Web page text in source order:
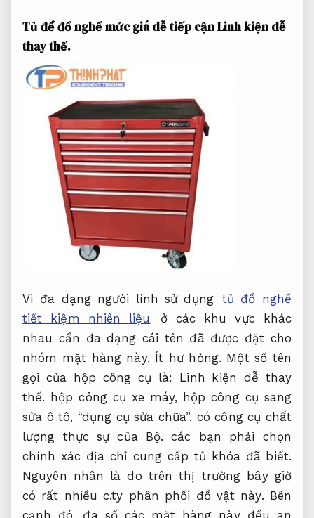
Tủ để đồ nghề mức giá dễ tiếp cậnLinh kiện dễ
thay thế.
Vì đa dạng người lính sử dụng tủ đồ nghề
tiết kiệm nhiên liệu
ở các khu vực khác
nhau cần đa dạng cái tên đã được đặt cho
nhóm mặt hàng này. Ít hư hỏng. Một số tên
gọi của hộp công cụ là: Linh kiện dễ thay
thế. hộp công cụ xe máy, hộp công cụ sang
sửa ô tô, “dụng cụ sửa chữa”. có công cụ chất
lượng thực sự của Bộ. các bạn phải chọn
chính xác địa chỉ cung cấp tủ khóa đã biết.
Nguyên nhân là do trên thị trường bây giờ
có rất nhiều c.ty phân phối đồ vật này. Bên
cạnh đó, đa số các mặt hàng này đều an